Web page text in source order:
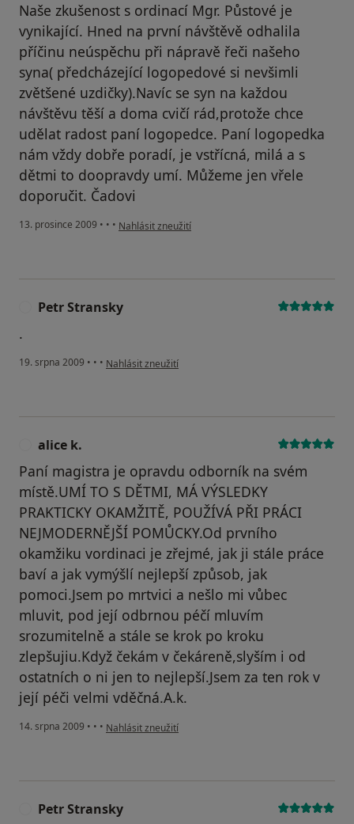
Naše zkušenost s ordinací Mgr. Půstové je
vynikající. Hned na první návštěvě odhalila
příčinu neúspěchu při nápravě řeči našeho
syna( předcházející logopedové si nevšimli
zvětšené uzdičky).Navíc se syn na každou
návštěvu těší a doma cvičí rád,protože chce
udělat radost paní logopedce. Paní logopedka
nám vždy dobře poradí, je vstřícná, milá a s
dětmi to doopravdy umí. Můžeme jen vřele
doporučit. Čadovi
13. prosince 2009 • • • podle názoru uživatele Pacient
Nahlásit zneužití
Petr Stransky
.
19. srpna 2009 • • • podle názoru uživatele Petr Stransky
Nahlásit zneužití
alice k.
Paní magistra je opravdu odborník na svém
místě.UMÍ TO S DĚTMI, MÁ VÝSLEDKY
PRAKTICKY OKAMŽITĚ, POUŽÍVÁ PŘI PRÁCI
NEJMODERNĚJŠÍ POMŮCKY.Od prvního
okamžiku vordinaci je zřejmé, jak ji stále práce
baví a jak vymýšlí nejlepší způsob, jak
pomoci.Jsem po mrtvici a nešlo mi vůbec
mluvit, pod její odbrnou péčí mluvím
srozumitelně a stále se krok po kroku
zlepšujiu.Když čekám v čekáreně,slyším i od
ostatních o ni jen to nejlepší.Jsem za ten rok v
její péči velmi vděčná.A.k.
14. srpna 2009 • • • podle názoru uživatele alice k.
Nahlásit zneužití
Petr Stransky